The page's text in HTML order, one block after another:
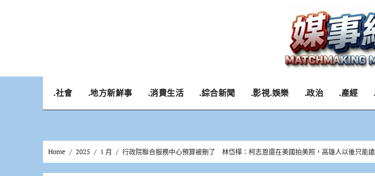
.社會 .地方新鮮事 .消費生活 .綜合新聞 .影視.娛樂 .政治 .產經
Home 2025 1 月 行政院聯合服務中心預算被刪了 林岱樺：柯志恩還在美國拍美照，高雄人以後只能遠